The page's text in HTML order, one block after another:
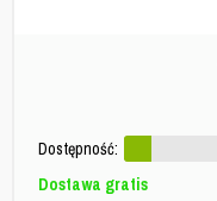
Dostępność:
Dostawa gratis